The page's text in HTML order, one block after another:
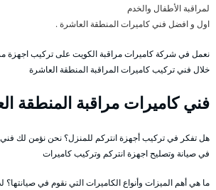
لمراقبة الأطفال والخدم
اول و افضل فني كاميرات المنطقة العاشرة .
نعمل في شركة كاميرات مراقبة الكويت على تركيب اجهزة
خلال فني تركيب كاميرات المراقبة المنطقة العاشرة
فني كاميرات مراقبة المنطقة
هل تفكر في تركيب أجهزة انتركم للمنزل؟ نحن نؤمن لك
في صيانة وتصليح اجهزة انتركم وتركيب كاميرات
ما هي أهم الميزات وأنواع الكاميرات التي نقوم في صيانتها؟